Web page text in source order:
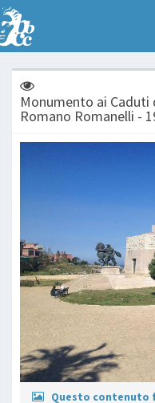
Monumento ai Caduti
Romano Romanelli -
Questo contenuto